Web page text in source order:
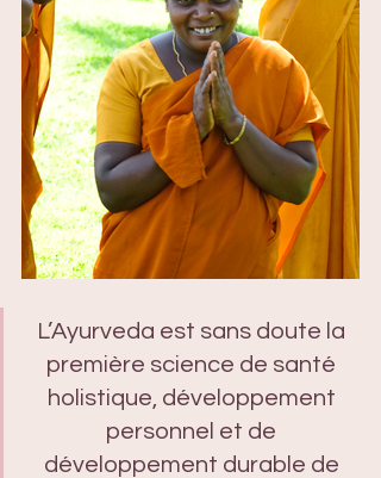
L’Ayurveda est sans doute la
première science de santé
holistique, développement
personnel et de
développement durable de